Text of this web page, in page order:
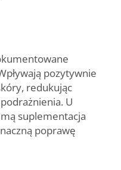
pozytywnie
redukując
U
suplementacja
poprawę